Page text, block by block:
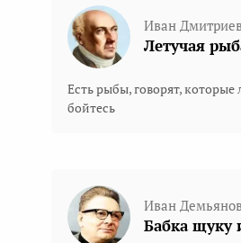
Иван
Летучая
Есть рыбы, говорят, которые
бойтесь
Иван
Бабка щуку